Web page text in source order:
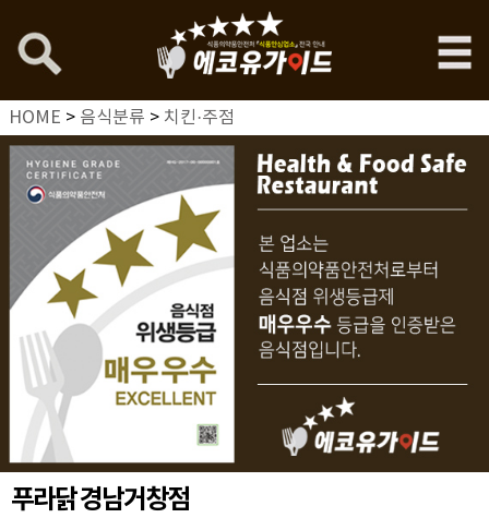
HOME > 음식분류 > 치킨·주점
푸라닭 경남거창점